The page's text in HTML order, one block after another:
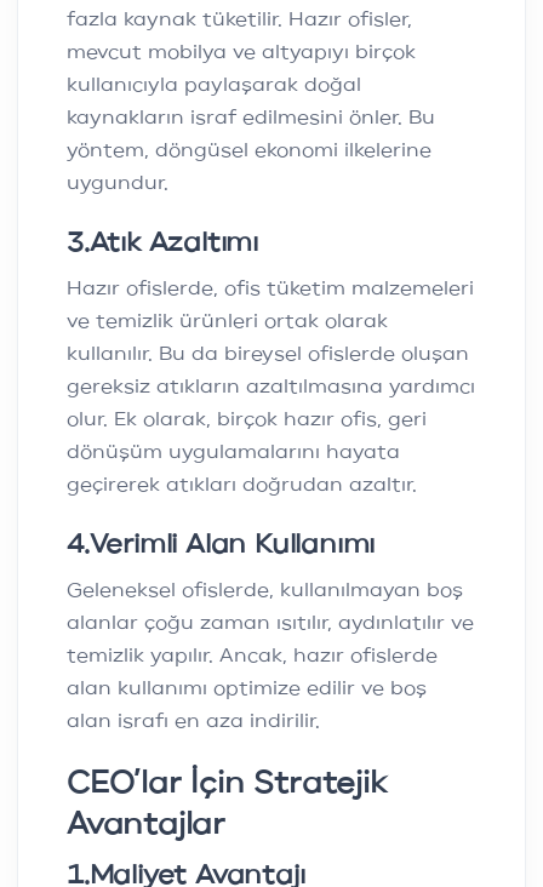
fazla kaynak tüketilir. Hazır ofisler,
mevcut mobilya ve altyapıyı birçok
kullanıcıyla paylaşarak doğal
kaynakların israf edilmesini önler. Bu
yöntem, döngüsel ekonomi ilkelerine
uygundur.
3.Atık Azaltımı
Hazır ofislerde, ofis tüketim malzemeleri
ve temizlik ürünleri ortak olarak
kullanılır. Bu da bireysel ofislerde oluşan
gereksiz atıkların azaltılmasına yardımcı
olur. Ek olarak, birçok hazır ofis, geri
dönüşüm uygulamalarını hayata
geçirerek atıkları doğrudan azaltır.
4.Verimli Alan Kullanımı
Geleneksel ofislerde, kullanılmayan boş
alanlar çoğu zaman ısıtılır, aydınlatılır ve
temizlik yapılır. Ancak, hazır ofislerde
alan kullanımı optimize edilir ve boş
alan israfı en aza indirilir.
CEO’lar İçin Stratejik
Avantajlar
1.Maliyet Avantajı